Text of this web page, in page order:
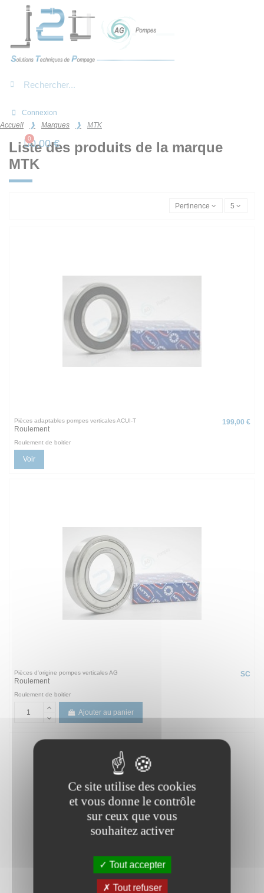
Connexion
0,00 €
Accueil Marques MTK
Liste des produits de la marque
MTK
Pertinence 5
Pièces adaptables pompes verticales ACUI-T
Roulement
199,00 €
Roulement de boitier
Voir
Pièces d'origine pompes verticales AG
Roulement
SC
Roulement de boitier
Ajouter au panier
Panneau de gestion des cookies
Ce site utilise des cookies
et vous donne le contrôle
sur ceux que vous
souhaitez activer
Tout accepter
Tout refuser